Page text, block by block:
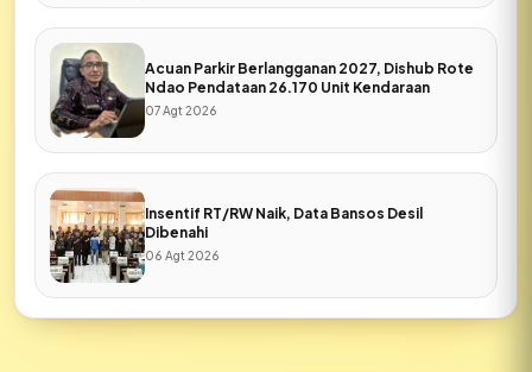
Acuan Parkir Berlangganan 2027, Dishub Rote
Ndao Pendataan 26.170 Unit Kendaraan
07 Agt 2026
Insentif RT/RW Naik, Data Bansos Desil
Dibenahi
06 Agt 2026